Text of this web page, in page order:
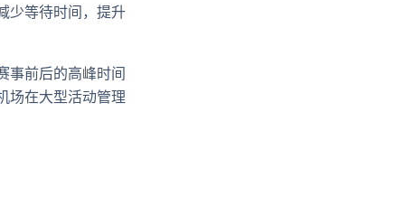
少等待时间，提升
事前后的高峰时间
场在大型活动管理